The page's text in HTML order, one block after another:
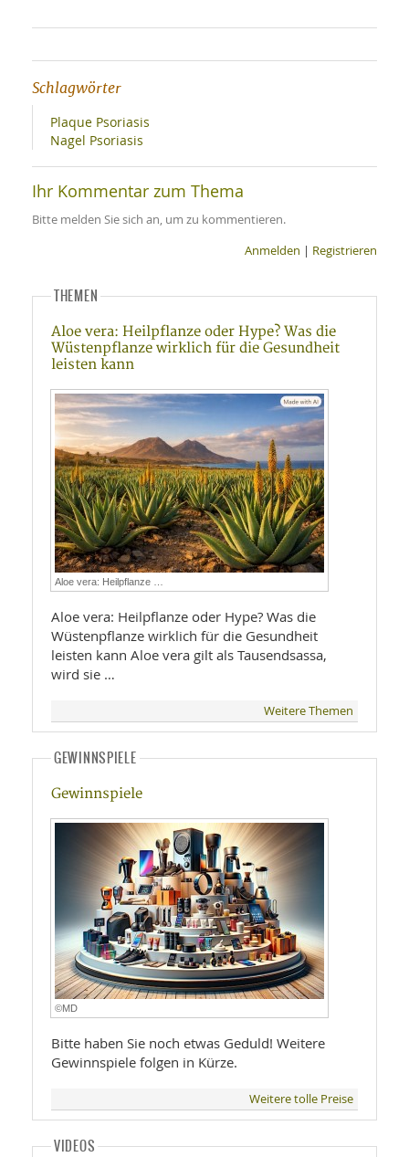
Schlagwörter
Plaque Psoriasis
Nagel Psoriasis
Ihr Kommentar zum Thema
Bitte melden Sie sich an, um zu kommentieren.
Anmelden | Registrieren
THEMEN
Aloe vera: Heilpflanze oder Hype? Was die
Wüstenpflanze wirklich für die Gesundheit
leisten kann
Aloe vera: Heilpflanze …
Aloe vera: Heilpflanze oder Hype? Was die
Wüstenpflanze wirklich für die Gesundheit
leisten kann Aloe vera gilt als Tausendsassa,
wird sie …
Weitere Themen
GEWINNSPIELE
Gewinnspiele
©MD
Bitte haben Sie noch etwas Geduld! Weitere
Gewinnspiele folgen in Kürze.
Weitere tolle Preise
VIDEOS